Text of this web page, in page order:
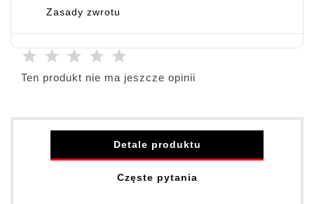
Zasady zwrotu
Ten produkt nie ma jeszcze opinii
Detale produktu
Częste pytania